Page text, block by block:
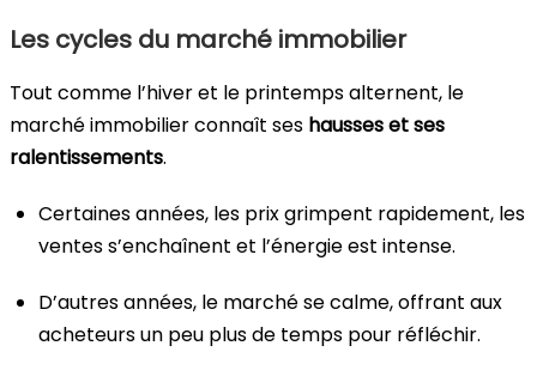
Les cycles du marché immobilier
Tout comme l’hiver et le printemps alternent, le
marché immobilier connaît ses hausses et ses
ralentissements.
Certaines années, les prix grimpent rapidement, les
ventes s’enchaînent et l’énergie est intense.
D’autres années, le marché se calme, offrant aux
acheteurs un peu plus de temps pour réfléchir.